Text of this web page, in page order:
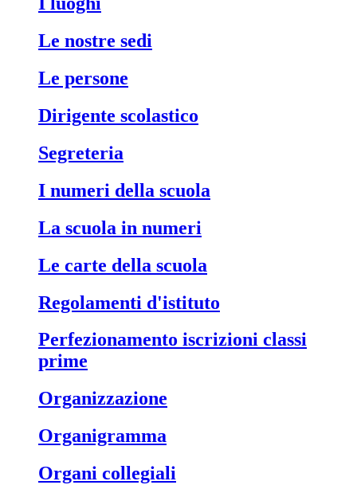
le nostre sedi
le persone
dirigente scolastico
segreteria
i numeri della scuola
la scuola in numeri
le carte della scuola
regolamenti d'istituto
perfezionamento iscrizioni classi
prime
organizzazione
organigramma
organi collegiali